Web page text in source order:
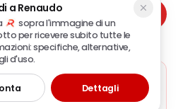
Aggiungi
Modifica
arancio · Composizione100%
a Renaudo
sopra l'immagine di un
per ricevere subito tutte le
specifiche, alternative,
d'uso.
Dettagli